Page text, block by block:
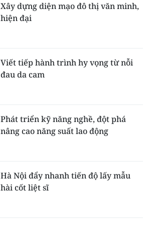
Xây dựng diện mạo đô thị văn minh,
hiện đại
Viết tiếp hành trình hy vọng từ nỗi
đau da cam
Phát triển kỹ năng nghề, đột phá
nâng cao năng suất lao động
Hà Nội đẩy nhanh tiến độ lấy mẫu
hài cốt liệt sĩ